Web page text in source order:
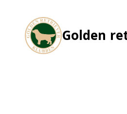
content
Golden